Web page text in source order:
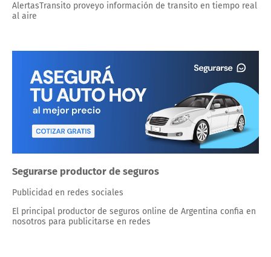
AlertasTransito proveyo información de transito en tiempo real
al aire
Segurarse productor de seguros
Publicidad en redes sociales
El principal productor de seguros online de Argentina confia en
nosotros para publicitarse en redes